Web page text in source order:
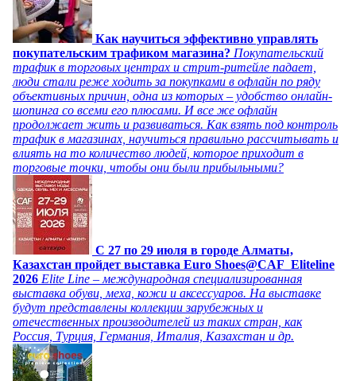
Как научиться эффективно управлять
покупательским трафиком магазина? Покупательский
трафик в торговых центрах и стрит-ритейле падает,
люди стали реже ходить за покупками в офлайн по ряду
объективных причин, одна из которых – удобство онлайн-
шопинга со всеми его плюсами. И все же офлайн
продолжает жить и развиваться. Как взять под контроль
трафик в магазинах, научиться правильно рассчитывать и
влиять на то количество людей, которое приходит в
торговые точки, чтобы они были прибыльными?
C 27 по 29 июля в городе Алматы,
Казахстан пройдет выставка Euro Shoes@CAF_Eliteline
2026 Elite Line – международная специализированная
выставка обуви, меха, кожи и аксессуаров. На выставке
будут представлены коллекции зарубежных и
отечественных производителей из таких стран, как
Россия, Турция, Германия, Италия, Казахстан и др.